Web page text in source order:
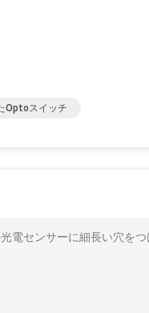
optoスイッチ
電センサーに細長い穴を